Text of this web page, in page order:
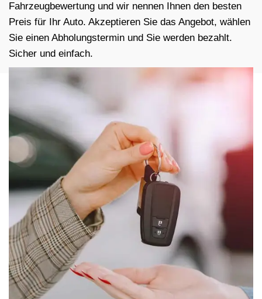
Fahrzeugbewertung und wir nennen Ihnen den besten
Preis für Ihr Auto. Akzeptieren Sie das Angebot, wählen
Sie einen Abholungstermin und Sie werden bezahlt.
Sicher und einfach.